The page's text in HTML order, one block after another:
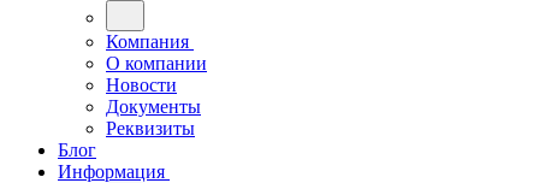
Компания
О компании
Новости
Документы
Реквизиты
Блог
Информация